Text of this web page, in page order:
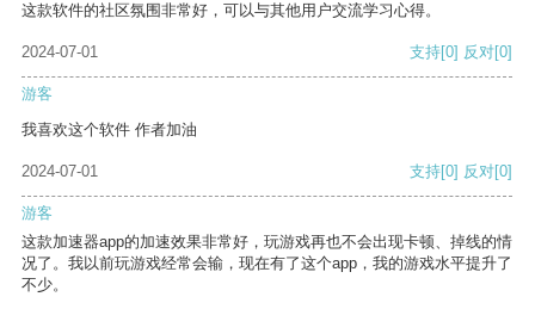
这款软件的社区氛围非常好，可以与其他用户交流学习心得。
2024-07-01 支持[0] 反对[0]
游客
我喜欢这个软件 作者加油
2024-07-01 支持[0] 反对[0]
游客
这款加速器app的加速效果非常好，玩游戏再也不会出现卡顿、掉线的情
况了。我以前玩游戏经常会输，现在有了这个app，我的游戏水平提升了
不少。